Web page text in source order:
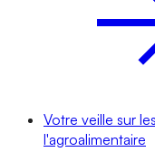
Votre veille sur
l'agroalimentaire